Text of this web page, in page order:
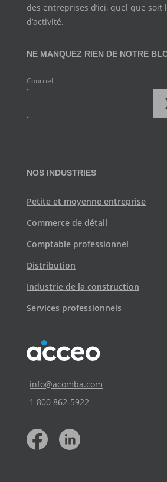
des entreprises d’ici, quel que soit
d’activité.
NE MANQUEZ RIEN DE NOTRE
Courriel
NOS INDUSTRIES
Petite et moyenne entreprise
Commerce de détail
Comptable professionnel
Distribution
Industrie de la construction
Services professionnels
info@acomba.com
1 800 862‑5922